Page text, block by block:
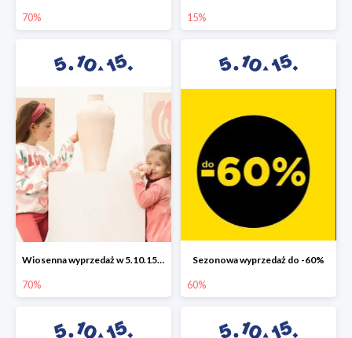
70% 15%
Wiosenna wyprzedaż w 5.10.15 do -70%
70%
Sezonowa wyprzedaż do -60%
60%